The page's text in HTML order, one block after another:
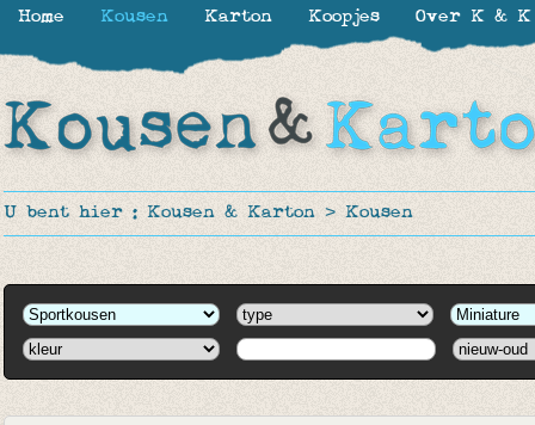
U bent hier : Kousen & Karton > Kousen
Home Kousen Karton Koopjes Over K & K